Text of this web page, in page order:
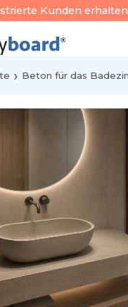
Kunden
Beton für das